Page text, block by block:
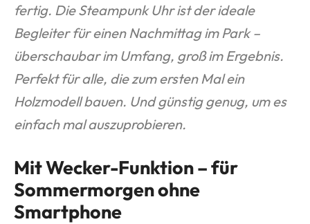
fertig. Die Steampunk Uhr ist der ideale
Begleiter für einen Nachmittag im Park –
überschaubar im Umfang, groß im Ergebnis.
Perfekt für alle, die zum ersten Mal ein
Holzmodell bauen. Und günstig genug, um es
einfach mal auszuprobieren.
Mit Wecker-Funktion – für
Sommermorgen ohne
Smartphone